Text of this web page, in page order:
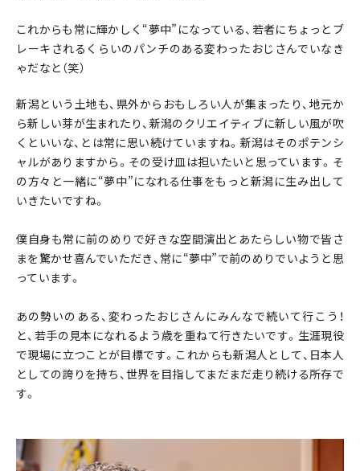
これからも常に輝かしく“夢中”になっている、若者にちょっとブ
レーキされるくらいのパンチのある変わったおじさんでいなき
ゃだなと（笑）
新潟という土地も、県外からおもしろい人が集まったり、地元か
ら新しい芽が生まれたり、新潟のクリエイティブに新しい風が吹
くといいな、とは常に思い続けていますね。新潟はそのポテンシ
ャルがありますから。その受け皿は担いたいと思っています。そ
の方々と一緒に“夢中”になれる仕事をもっと新潟に生み出して
いきたいですね。
僕自身も常に前のめりで好きな空間演出とあたらしい物で皆さ
まを驚かせ喜んでいただき、常に“夢中”で前のめりでいようと思
っています。
あの勢いのある、変わったおじさんにみんなで続いて行こう！
と、若手の見本になれるよう歳を重ねて行きたいです。生涯現役
で現場に立つことが目標です。これからも新潟人として、日本人
としての誇りを持ち、世界を目指してまだまだ走り続ける所存で
す。